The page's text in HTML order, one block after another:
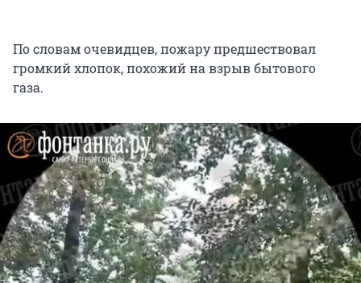
По словам очевидцев, пожару предшествовал
громкий хлопок, похожий на взрыв бытового
газа.